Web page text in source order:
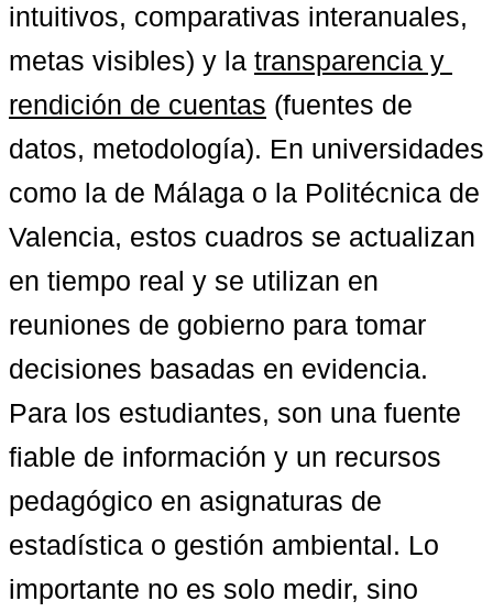
intuitivos, comparativas interanuales,
metas visibles) y la transparencia y
rendición de cuentas (fuentes de
datos, metodología). En universidades
como la de Málaga o la Politécnica de
Valencia, estos cuadros se actualizan
en tiempo real y se utilizan en
reuniones de gobierno para tomar
decisiones basadas en evidencia.
Para los estudiantes, son una fuente
fiable de información y un recursos
pedagógico en asignaturas de
estadística o gestión ambiental. Lo
importante no es solo medir, sino